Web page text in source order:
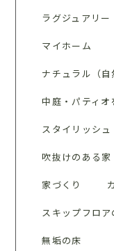
ラグジュアリー
マイホーム
ナチュラル（自
中庭・パティオ
スタイリッシュ
吹抜けのある家
家づくり
スキップフロ
無垢の床